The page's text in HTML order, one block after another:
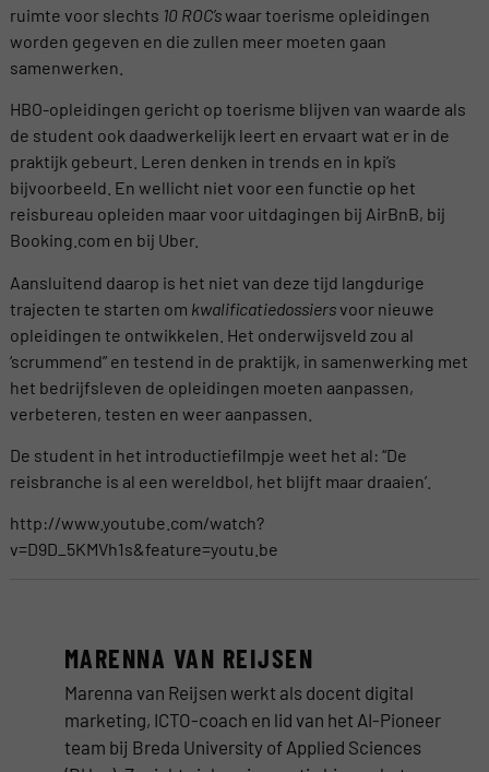
ruimte voor slechts 10 ROC’swaar toerisme opleidingen
worden gegeven en die zullen meer moeten gaan
samenwerken.
HBO-opleidingen gericht op toerisme blijven van waarde als
de student ook daadwerkelijk leert en ervaart wat er in de
praktijk gebeurt. Leren denken in trends en in kpi’s
bijvoorbeeld. En wellicht niet voor een functie op het
reisbureau opleiden maar voor uitdagingen bij AirBnB, bij
Booking.com en bij Uber.
Aansluitend daarop is het niet van deze tijd langdurige
trajecten te starten om kwalificatiedossiersvoor nieuwe
opleidingen te ontwikkelen. Het onderwijsveld zou al
‘scrummend” en testend in de praktijk, in samenwerking met
het bedrijfsleven de opleidingen moeten aanpassen,
verbeteren, testen en weer aanpassen.
De student in het introductiefilmpje weet het al: “De
reisbranche is al een wereldbol, het blijft maar draaien’.
http://www.youtube.com/watch?
v=D9D_5KMVh1s&feature=youtu.be
MARENNA VAN REIJSEN
Marenna van Reijsen werkt als docent digital
marketing, ICTO-coach en lid van het AI-Pioneer
team bij Breda University of Applied Sciences